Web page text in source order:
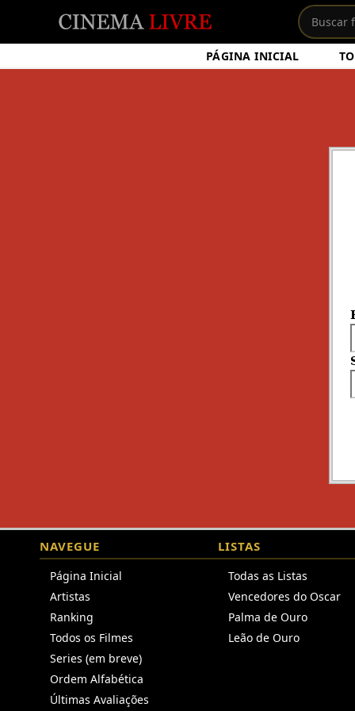
PÁGINA INICIAL
NAVEGUE
Página Inicial
Artistas
Ranking
Todos os Filmes
Series (em breve)
Ordem Alfabética
Últimas Avaliações
LISTAS
Todas as Listas
Vencedores do Oscar
Palma de Ouro
Leão de Ouro